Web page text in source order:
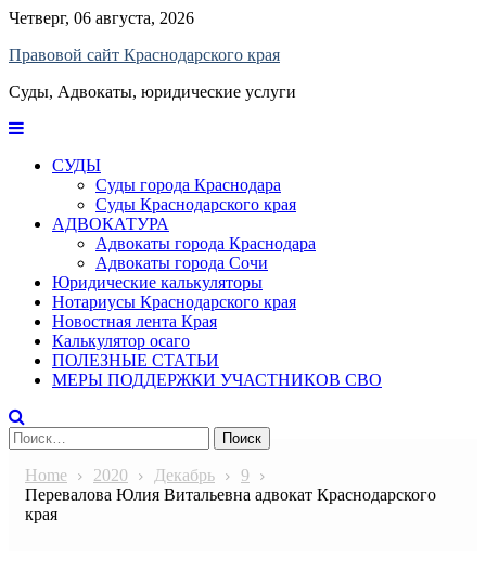
Skip
content
Четверг, 06 августа, 2026
Правовой сайт Краснодарского края
Суды, Адвокаты, юридические услуги
СУДЫ
Суды города Краснодара
Суды Краснодарского края
АДВОКАТУРА
Адвокаты города Краснодара
Адвокаты города Сочи
Юридические калькуляторы
Нотариусы Краснодарского края
Новостная лента Края
Калькулятор осаго
ПОЛЕЗНЫЕ СТАТЬИ
МЕРЫ ПОДДЕРЖКИ УЧАСТНИКОВ СВО
Найти:
Home 2020 Декабрь
9
Перевалова Юлия Витальевна адвокат Краснодарского
края